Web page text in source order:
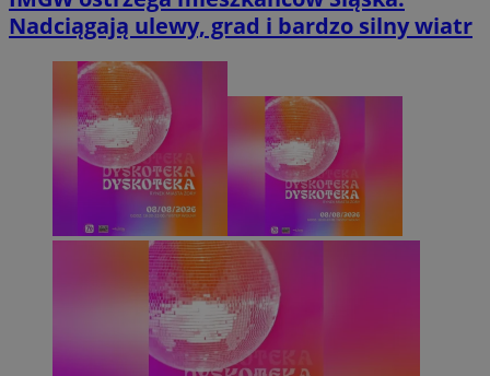
Nadciągają ulewy, grad i bardzo silny wiatr